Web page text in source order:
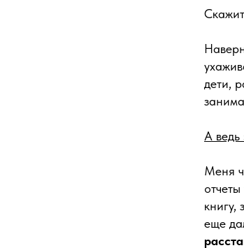
дети,
А ведь
Меня
книгу,
еще